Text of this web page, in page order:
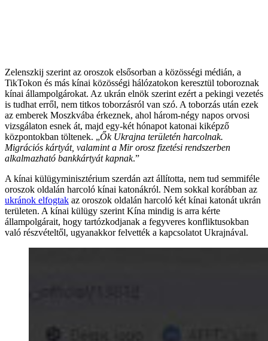
Zelenszkij szerint az oroszok elsősorban a közösségi médián, a
TikTokon és más kínai közösségi hálózatokon keresztül toboroznak
kínai állampolgárokat. Az ukrán elnök szerint ezért a pekingi vezetés
is tudhat erről, nem titkos toborzásról van szó. A toborzás után ezek
az emberek Moszkvába érkeznek, ahol három-négy napos orvosi
vizsgálaton esnek át, majd egy-két hónapot katonai kiképző
központokban töltenek. „Ők Ukrajna területén harcolnak.
Migrációs kártyát, valamint a Mir orosz fizetési rendszerben
alkalmazható bankkártyát kapnak.”
A kínai külügyminisztérium szerdán azt állította, nem tud semmiféle
oroszok oldalán harcoló kínai katonákról. Nem sokkal korábban az
ukránok elfogtak az oroszok oldalán harcoló két kínai katonát ukrán
területen. A kínai külügy szerint Kína mindig is arra kérte
állampolgárait, hogy tartózkodjanak a fegyveres konfliktusokban
való részvételtől, ugyanakkor felvették a kapcsolatot Ukrajnával.